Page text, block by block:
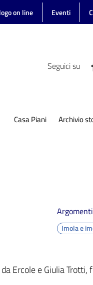
on line Eventi
Seguici su
Casa Piani Archivio
Argomenti
Imola e
Ercole e Giulia Trotti,